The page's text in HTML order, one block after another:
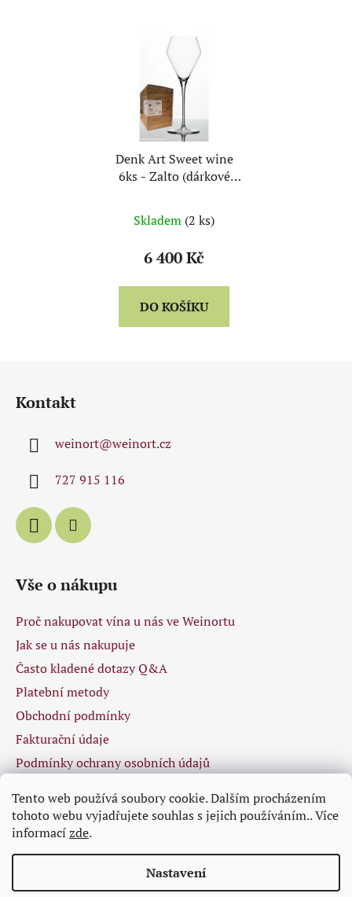
Tento web používá soubory cookie. Dalším procházením
tohoto webu vyjadřujete souhlas s jejich používáním.. Více
informacízde.
Nastavení
Denk Art Sweet wine
6ks - Zalto (dárkové
Skladem (2 ks)
6 400 Kč
DO KOŠÍKU
Kontakt
weinort@weinort.cz
727 915 116
Vše o nákupu
Proč nakupovat vína u nás ve Weinortu
Jak se u nás nakupuje
Často kladené dotazy Q&A
Platební metody
Obchodní podmínky
Fakturační údaje
Podmínky ochrany osobních údajů
Facebook